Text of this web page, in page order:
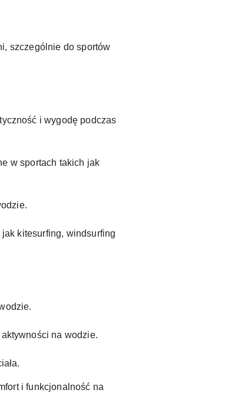
szczególnie do sportów
i wygodę podczas
w sportach takich jak
kitesurfing, windsurfing
na wodzie.
i funkcjonalność na